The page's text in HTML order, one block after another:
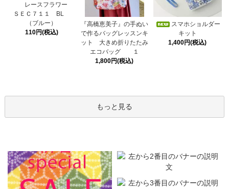
レースフラワー
ＳＥＣ７１１ BL
（ブルー）
110円(税込)
『高橋恵美子』の手ぬい
で作るバッグレッスンキ
ット 大きめ折りたたみ
エコバッグ １
1,800円(税込)
スマホショルダー
キット
1,400円(税込)
もっと見る